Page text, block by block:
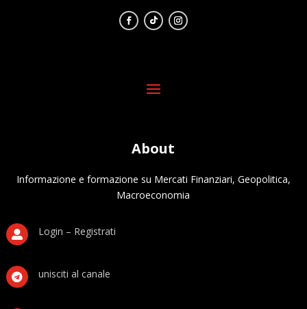
About
Informazione e formazione su Mercati Finanziari, Geopolitica,
Macroeconomia
 Login – Registrati
 unisciti al canale